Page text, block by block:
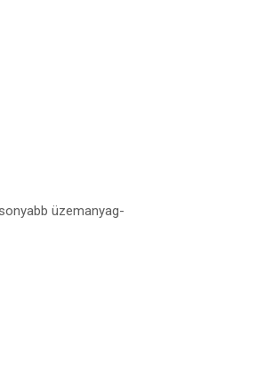
üzemanyag-